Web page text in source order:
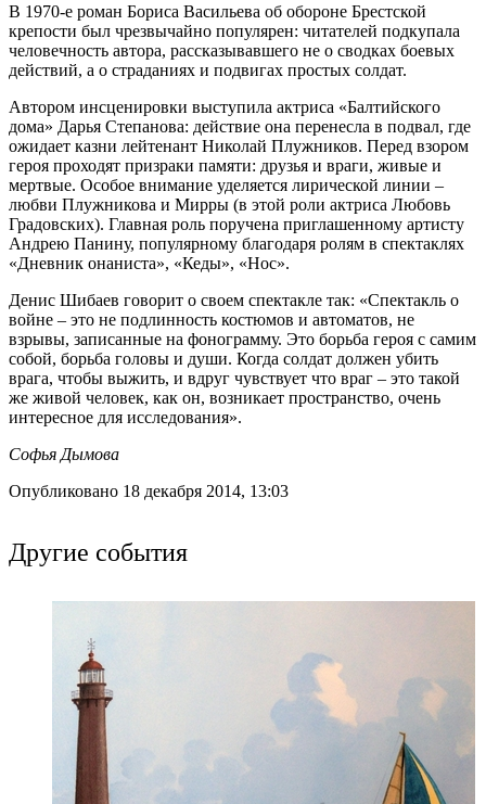
В 1970-е роман Бориса Васильева об обороне Брестской
крепости был чрезвычайно популярен: читателей подкупала
человечность автора, рассказывавшего не о сводках боевых
действий, а о страданиях и подвигах простых солдат.
Автором инсценировки выступила актриса «Балтийского
дома» Дарья Степанова: действие она перенесла в подвал, где
ожидает казни лейтенант Николай Плужников. Перед взором
героя проходят призраки памяти: друзья и враги, живые и
мертвые. Особое внимание уделяется лирической линии –
любви Плужникова и Мирры (в этой роли актриса Любовь
Градовских). Главная роль поручена приглашенному артисту
Андрею Панину, популярному благодаря ролям в спектаклях
«Дневник онаниста», «Кеды», «Нос».
Денис Шибаев говорит о своем спектакле так: «Спектакль о
войне – это не подлинность костюмов и автоматов, не
взрывы, записанные на фонограмму. Это борьба героя с самим
собой, борьба головы и души. Когда солдат должен убить
врага, чтобы выжить, и вдруг чувствует что враг – это такой
же живой человек, как он, возникает пространство, очень
интересное для исследования».
Софья Дымова
Опубликовано 18 декабря 2014, 13:03
Другие события